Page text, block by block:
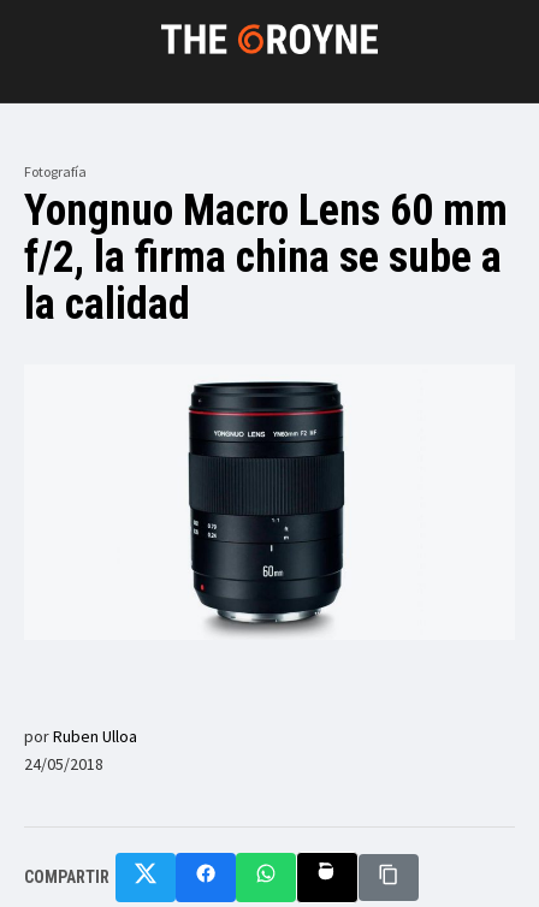
Fotografía
Yongnuo Macro Lens 60 mm
f/2, la firma china se sube a
la calidad
porRuben Ulloa
24/05/2018
COMPARTIR